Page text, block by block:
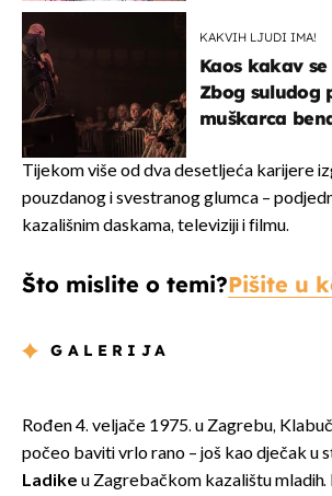
KAKVIH LJUDI IMA!
Kaos kakav
Zbog suludog
muškarca
Tijekom više od dva desetljeća karijere
pouzdanog i svestranog glumca –
kazališnim daskama, televiziji i filmu.
Što mislite o temi?Pišite u
GALERIJA
Rođen 4. veljače 1975. u Zagrebu,
počeo baviti vrlo rano – još kao dječak u
Ladike u Zagrebačkom kazalištu